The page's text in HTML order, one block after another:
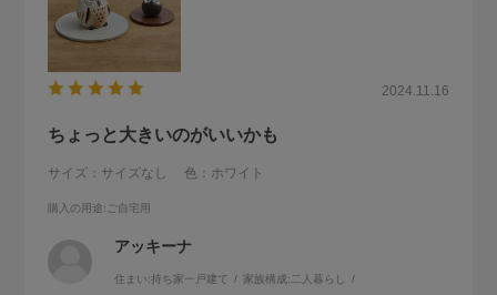
2024.11.16
ちょっと大きいのがいいかも
サイズ：サイズなし 色：ホワイト
購入の用途:ご自宅用
アッキーナ
住まい:持ち家一戸建て 家族構成: 二人暮らし